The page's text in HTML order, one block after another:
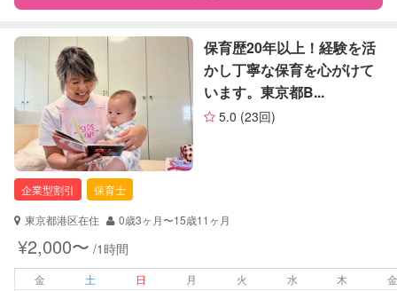
お子様の撮影
（定期特典）
対応不可
特徴 料金 レビュー
サポートの特徴
資格
自治体届出済ベビーシッター
対応可能/特徴
病児対応
障がい児対応 対応可否は個別に相談
保育歴20年以上！経験を活
かし丁寧な保育を心がけて
います。東京都B...
5.0 (23回)
企業型割引
保育士
東京都港区在住
0歳3ヶ月〜15歳11ヶ月
¥2,000〜 /1時間
金 土 日 月 火 水 木